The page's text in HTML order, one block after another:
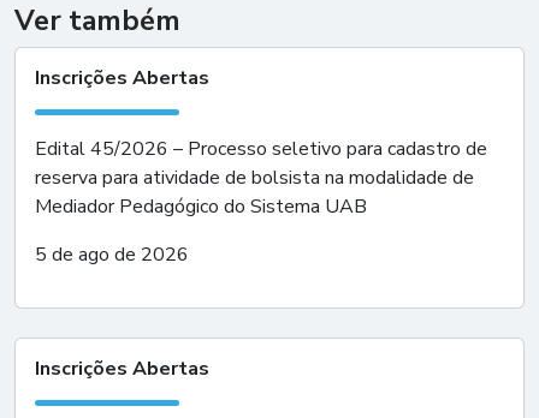
Ver também
Inscrições Abertas
Edital 45/2026 – Processo seletivo para cadastro de
reserva para atividade de bolsista na modalidade de
Mediador Pedagógico do Sistema UAB
5 de ago de 2026
Inscrições Abertas